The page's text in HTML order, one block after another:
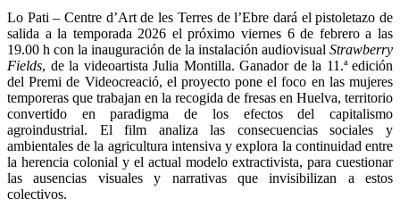
Lo Pati – Centre d’Art de les Terres de l’Ebre dará el pistoletazo de
salida a la temporada 2026 el próximo viernes 6 de febrero a las
19.00 h con la inauguración de la instalación audiovisual Strawberry
Fields, de la videoartista Julia Montilla. Ganador de la 11.ª edición
del Premi de Videocreació, el proyecto pone el foco en las mujeres
temporeras que trabajan en la recogida de fresas en Huelva, territorio
convertido en paradigma de los efectos del capitalismo
agroindustrial. El film analiza las consecuencias sociales y
ambientales de la agricultura intensiva y explora la continuidad entre
la herencia colonial y el actual modelo extractivista, para cuestionar
las ausencias visuales y narrativas que invisibilizan a estos
colectivos.